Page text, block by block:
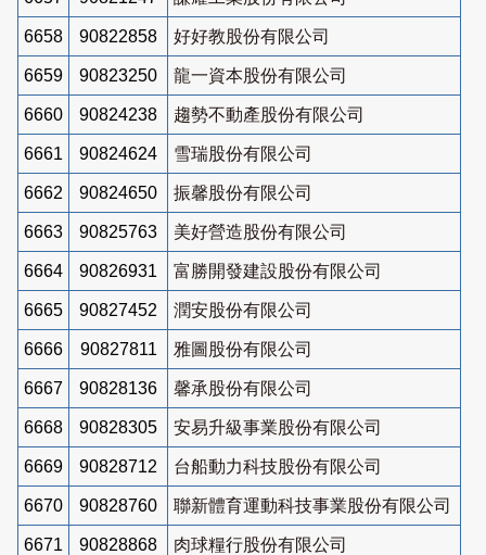
6658 90822858 好好教股份有限公司
6659 90823250 龍一資本股份有限公司
6660 90824238 趨勢不動產股份有限公司
6661 90824624 雪瑞股份有限公司
6662 90824650 振馨股份有限公司
6663 90825763 美好營造股份有限公司
6664 90826931 富勝開發建設股份有限公司
6665 90827452 潤安股份有限公司
6666 90827811 雅圖股份有限公司
6667 90828136 馨承股份有限公司
6668 90828305 安易升級事業股份有限公司
6669 90828712 台船動力科技股份有限公司
6670 90828760 聯新體育運動科技事業股份有限公司
6671 90828868 肉球糧行股份有限公司